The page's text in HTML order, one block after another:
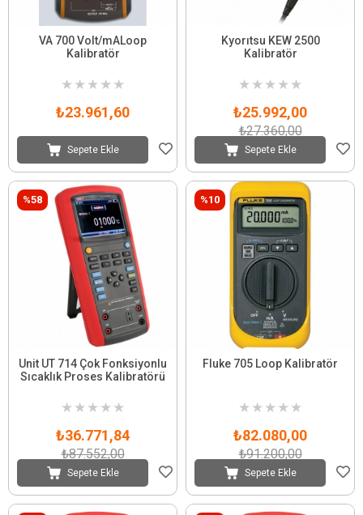
VA 700 Volt/mALoop
Kalibratör
★ ★ ★ ★ ★
₺23.961,60
Sepete Ekle
Kyorıtsu KEW 2500
Kalibratör
★ ★ ★ ★ ★
₺25.992,00
₺27.360,00
Sepete Ekle
Unit UT 714 Çok Fonksiyonlu
Sıcaklık Proses Kalibratörü
★ ★ ★ ★ ★
₺36.771,84
₺87.552,00
Sepete Ekle
%58
Fluke 705 Loop Kalibratör
★ ★ ★ ★ ★
₺82.080,00
₺91.200,00
Sepete Ekle
%10